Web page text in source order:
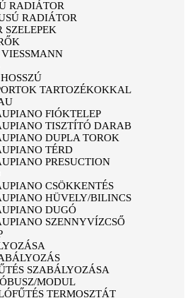
RADIÁTOR
RADIÁTOR
SZELEPEK
TARTOZÉKOKKAL
FIÓKTELEP
TISZTÍTÓ DARAB
DUPLA TOROK
TÉRD
PRESUCTION
CSÖKKENTÉS
HÜVELY/BILINCS
DUGÓ
SZENNYVÍZCSŐ
SZABÁLYOZÁSA
MODUL
TERMOSZTÁT